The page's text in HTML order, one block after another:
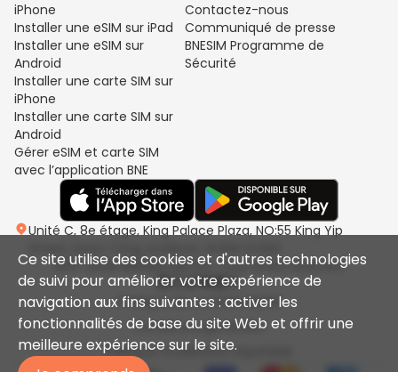
iPhone
Installer une eSIM sur iPad
Installer une eSIM sur
Android
Installer une carte SIM sur
iPhone
Installer une carte SIM sur
Android
Gérer eSIM et carte SIM
avec l’application BNE
Contactez-nous
Communiqué de presse
BNESIM Programme de
Sécurité
Unité C, 8e étage, King Palace Plaza, NO:55 King Yip
Street, Kwun Tong, Kowloon, HONG KONG
2017-2026 BNESIM LIMITED. Tous droits réservés.
Politique de confidentialité
Conditions générales
Politique d'utilisation équitable
Ce site utilise des cookies et d'autres technologies
de suivi pour améliorer votre expérience de
navigation aux fins suivantes : activer les
fonctionnalités de base du site Web et offrir une
meilleure expérience sur le site.